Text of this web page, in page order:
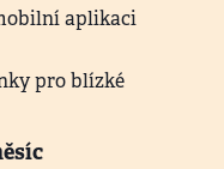
aplikaci
pro blízké